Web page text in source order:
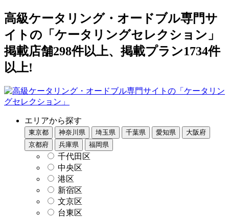
高級ケータリング・オードブル専門サ
イトの「ケータリングセレクション」
掲載店舗298件以上、掲載プラン1734件
以上!
エリアから探す
東京都 神奈川県 埼玉県 千葉県 愛知県
大阪府
京都府
兵庫県 福岡県
千代田区
中央区
港区
新宿区
文京区
台東区